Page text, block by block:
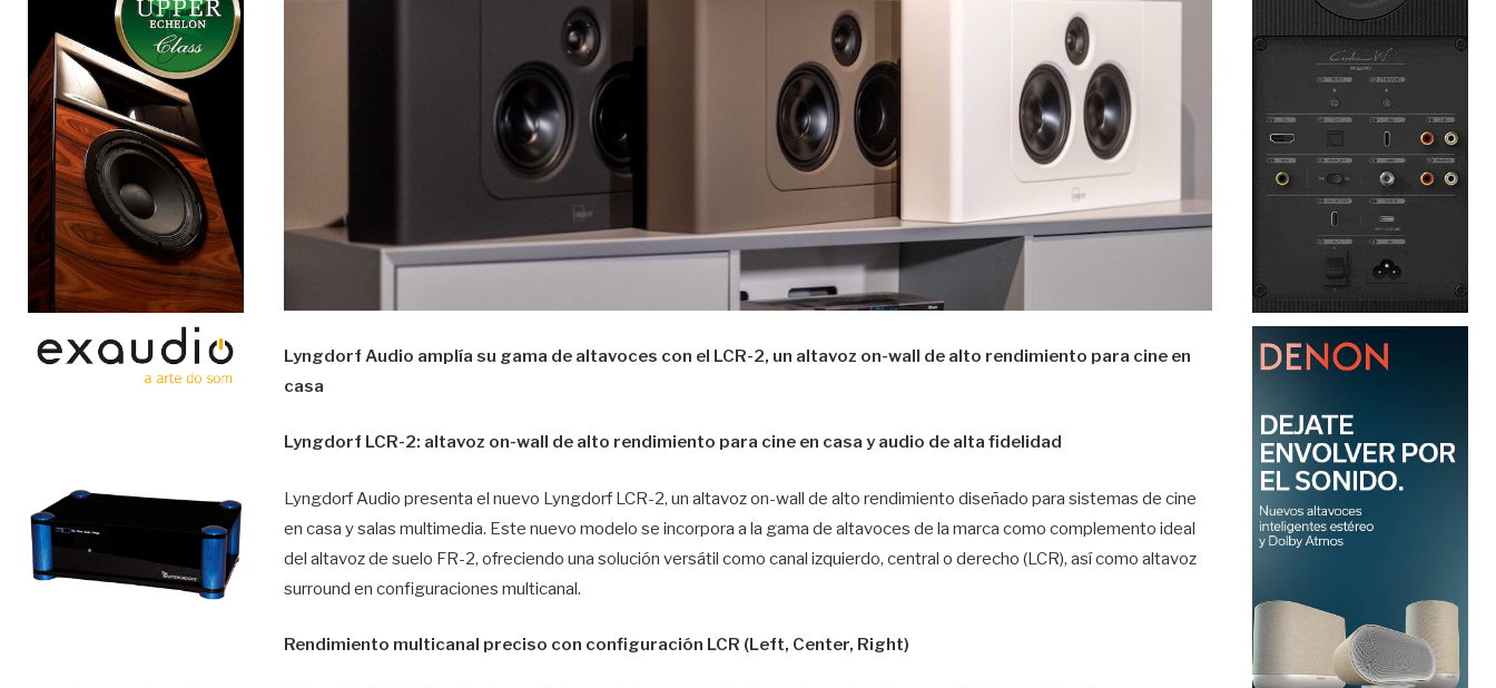
Lyngdorf Audio amplía su gama de altavoces con el LCR-2, un altavoz on-wall de alto rendimiento para cine en
casa
Lyngdorf LCR-2: altavoz on-wall de alto rendimiento para cine en casa y audio de alta fidelidad
Lyngdorf Audio presenta el nuevo Lyngdorf LCR-2, un altavoz on-wall de alto rendimiento diseñado para sistemas de cine
en casa y salas multimedia. Este nuevo modelo se incorpora a la gama de altavoces de la marca como complemento ideal
del altavoz de suelo FR-2, ofreciendo una solución versátil como canal izquierdo, central o derecho (LCR), así como altavoz
surround en configuraciones multicanal.
Rendimiento multicanal preciso con configuración LCR (Left, Center, Right)